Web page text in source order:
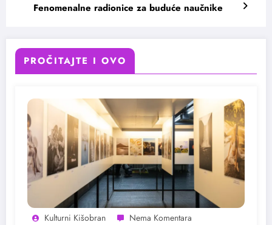
Fenomenalne radionice za buduće naučnike
PROČITAJTE I OVO
Kulturni Kišobran